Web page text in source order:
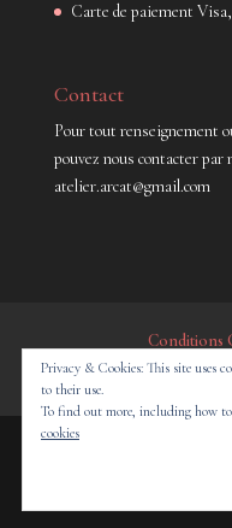
Carte de paiement
Contact
Pour tout renseignement
pouvez nous contacter par
atelier.arcat@gmail.com
Conditions
Politique
Privacy & Cookies: This site uses
to their use.
To find out more, including how to
cookies